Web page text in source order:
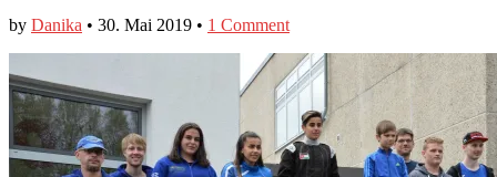
by Danika • 30. Mai 2019 • 1 Comment